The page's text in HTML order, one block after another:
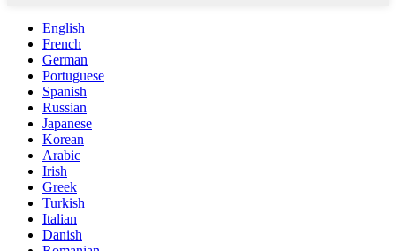
English
French
German
Portuguese
Spanish
Russian
Japanese
Korean
Arabic
Irish
Greek
Turkish
Italian
Danish